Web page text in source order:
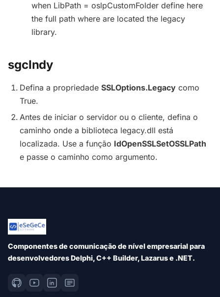
when LibPath = oslpCustomFolder define here
the full path where are located the legacy
library.
sgcIndy
Defina a propriedade SSLOptions.Legacy como
True.
Antes de iniciar o servidor ou o cliente, defina o
caminho onde a biblioteca legacy.dll está
localizada. Use a função IdOpenSSLSetOSSLPath
e passe o caminho como argumento.
Componentes de comunicação de nível empresarial para
desenvolvedores Delphi, C++ Builder, Lazarus e .NET.